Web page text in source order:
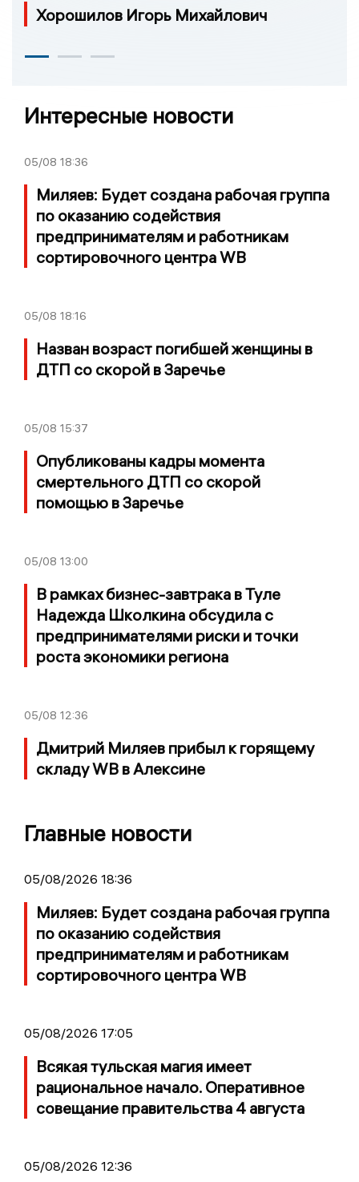
Хорошилов Игорь Михайлович
Интересные новости
05/08 18:36
Миляев: Будет создана рабочая группа
по оказанию содействия
предпринимателям и работникам
сортировочного центра WB
05/08 18:16
Назван возраст погибшей женщины в
ДТП со скорой в Заречье
05/08 15:37
Опубликованы кадры момента
смертельного ДТП со скорой
помощью в Заречье
05/08 13:00
В рамках бизнес-завтрака в Туле
Надежда Школкина обсудила с
предпринимателями риски и точки
роста экономики региона
05/08 12:36
Дмитрий Миляев прибыл к горящему
складу WB в Алексине
Главные новости
05/08/2026 18:36
Миляев: Будет создана рабочая группа
по оказанию содействия
предпринимателям и работникам
сортировочного центра WB
05/08/2026 17:05
Всякая тульская магия имеет
рациональное начало. Оперативное
совещание правительства 4 августа
05/08/2026 12:36